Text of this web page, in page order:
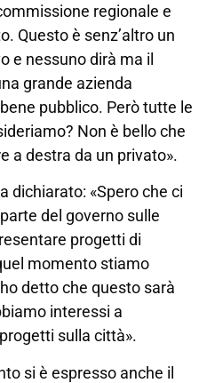
regionale e
Questo è senz’altro un
e nessuno dirà ma il
grande azienda
pubblico. Però tutte le
Non è bello che
a destra da un privato».
dichiarato: «Spero che ci
del governo sulle
progetti di
momento stiamo
detto che questo sarà
interessi a
sulla città».
si è espresso anche il